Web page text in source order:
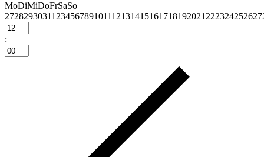
MoDiMiDoFrSaSo
2728293031123456789101112131415161718192021222324252627
: